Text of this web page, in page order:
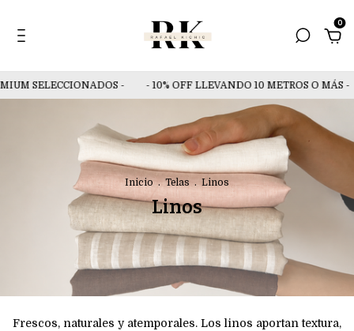
0
SELECCIONADOS - - 10% OFF LLEVANDO 10 METROS O MÁS -
Inicio . Telas . Linos
Linos
Frescos, naturales y atemporales. Los linos aportan textura,